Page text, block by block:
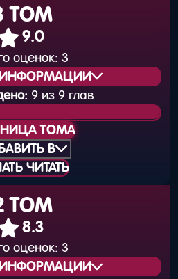
ТОМ
9.0
оценок: 3
Вышел
25 января 2016 года
31 января 2016 года
9
9 из 9 глав
ТОМА
В
ЧИТАТЬ
ТОМ
8.3
оценок: 3